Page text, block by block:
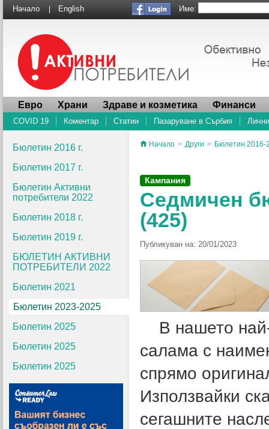
Начало English Име:
Евро Храни Здраве и козметика Финанси
COVID 19 Коментар Статии Пазаруване в Сърбия
Бюлетин 2016 г.
Бюлетин 2017 г.
Бюлетин Активни
потребители 2022
Бюлетин 2018 г.
Бюлетин 2019 г.
БЮЛЕТИН АКТИВНИ
ПОТРЕБИТЕЛИ 2022
Бюлетин 2021
Бюлетин 2023-2025
Бюлетин 2025
Бюлетин 2025
Бюлетин 2025
Начало > Други > Бюлетин 2016-
Кампания
Седмичен
(425)
Публикуван на: 20/01/2023
В нашето най-
салама с
спрямо
Използвайки
сегашните